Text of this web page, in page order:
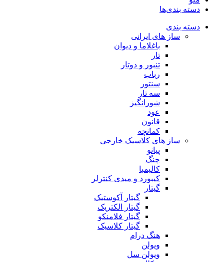
دسته بندی‌ها
دسته بندی
ساز های ایرانی
باغلاما و دیوان
تار
تنبور و دوتار
رباب
سنتور
سه تار
شورانگیز
عود
قانون
کمانچه
ساز های کلاسیک خارجی
پیانو
چنگ
کالیمبا
کیبورد و میدی کنترلر
گیتار
گیتار آکوستیک
گیتار الکتریک
گیتار فلامنکو
گیتار کلاسیک
هنگ درام
ویولن
ویولن سل